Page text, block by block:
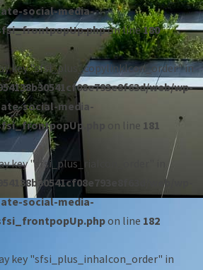
social-media-
on line180
key "sfsi_plus_copylinkIcon_order" in
web/wp-
social-media-
on line 181
key "sfsi_plus_riaIcon_order" in
web/wp-
social-media-
on line 182
key "sfsi_plus_inhaIcon_order" in